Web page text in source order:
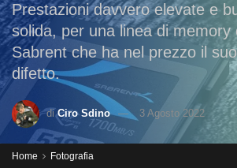
Prestazioni davvero elevate e
solida, per una linea di memory
Sabrent che ha nel prezzo il
difetto.
di Ciro Sdino 3 Agosto 2022
Home Fotografia